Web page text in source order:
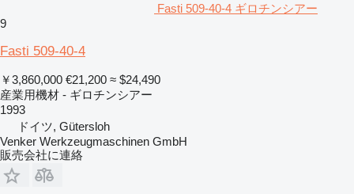
Fasti 509-40-4 ギロチンシアー
9
Fasti 509-40-4
￥3,860,000 €21,200 ≈ $24,490
産業用機材 - ギロチンシアー
1993
ドイツ, Gütersloh
Venker Werkzeugmaschinen GmbH
販売会社に連絡